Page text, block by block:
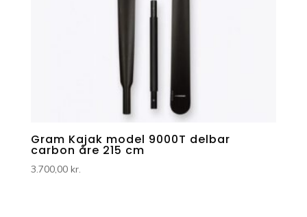
Gram Kajak model 9000T delbar
carbon åre 215 cm
3.700,00 kr.